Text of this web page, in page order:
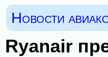
Новости
Ryanair